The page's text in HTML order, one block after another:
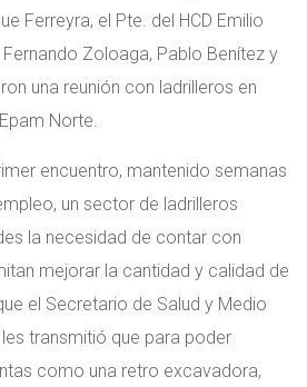
Ferreyra, el Pte. del HCD Emilio
Fernando Zoloaga, Pablo Benítez y
una reunión con ladrilleros en
Norte.
encuentro, mantenido semanas
un sector de ladrilleros
la necesidad de contar con
mejorar la cantidad y calidad de
el Secretario de Salud y Medio
transmitió que para poder
como una retro excavadora,